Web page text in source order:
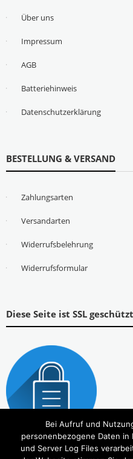
Über uns
Impressum
AGB
Batteriehinweis
Datenschutzerklärung
BESTELLUNG & VERSAND
Zahlungsarten
Versandarten
Widerrufsbelehrung
Widerrufsformular
Diese Seite ist SSL
Bei Aufruf und
personenbezogene Daten in
und Server Log Files